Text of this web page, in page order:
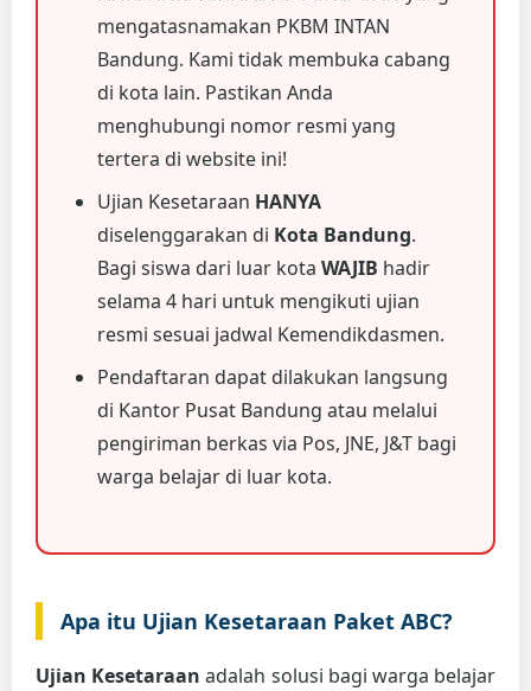
mengatasnamakan PKBM INTAN
Bandung. Kami tidak membuka cabang
di kota lain. Pastikan Anda
menghubungi nomor resmi yang
tertera di website ini!
Ujian Kesetaraan HANYA
diselenggarakan di Kota Bandung.
Bagi siswa dari luar kota WAJIB hadir
selama 4 hari untuk mengikuti ujian
resmi sesuai jadwal Kemendikdasmen.
Pendaftaran dapat dilakukan langsung
di Kantor Pusat Bandung atau melalui
pengiriman berkas via Pos, JNE, J&T bagi
warga belajar di luar kota.
Apa itu Ujian Kesetaraan Paket ABC?
Ujian Kesetaraan adalah solusi bagi warga belajar